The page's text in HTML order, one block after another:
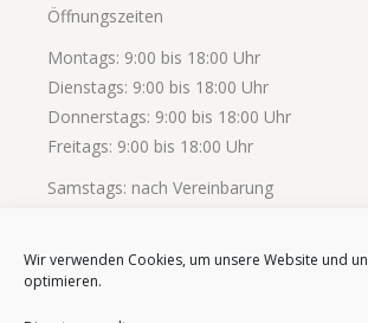
Wir verwenden Cookies, um unsere Website und
optimieren.
Öffnungszeiten
Montags: 9:00 bis 18:00 Uhr
Dienstags: 9:00 bis 18:00 Uhr
Donnerstags: 9:00 bis 18:00 Uhr
Freitags: 9:00 bis 18:00 Uhr
Samstags: nach Vereinbarung